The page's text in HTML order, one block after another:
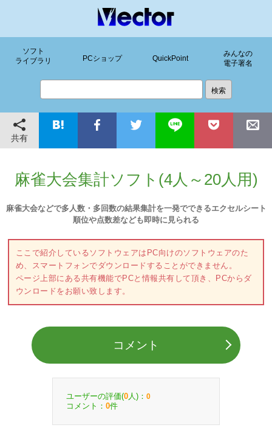
ソフト
ライブラリ
PCショップ QuickPoint
みんなの
電子署名
共有
麻雀大会集計ソフト(4人～20人用)
麻雀大会などで多人数・多回数の結果集計を一発でできるエクセルシート
順位や点数差なども即時に見られる
ここで紹介しているソフトウェアはPC向けのソフトウェアのた
め、スマートフォンでダウンロードすることができません。
ページ上部にある共有機能でPCと情報共有して頂き、PCからダ
ウンロードをお願い致します。
コメント
ユーザーの評価(0 人)： 0
コメント： 0件